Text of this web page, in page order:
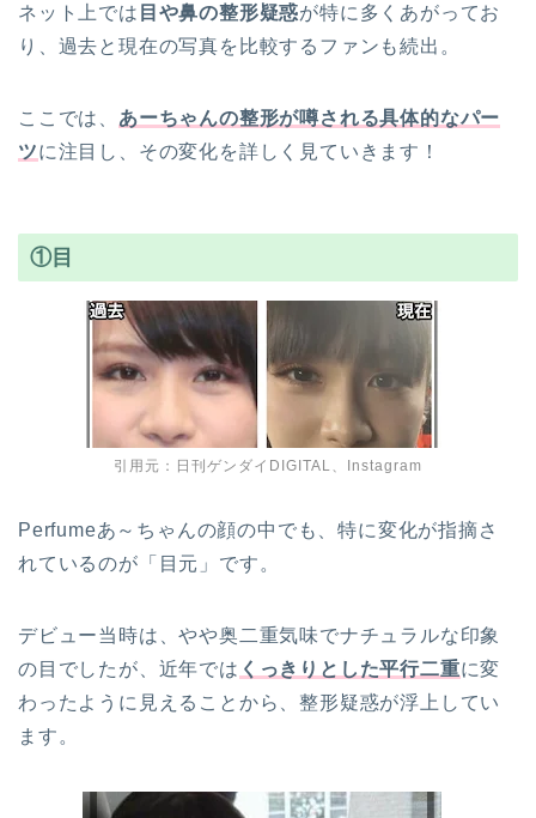
ネット上では 目や鼻の整形疑惑が特に多くあがってお
り、過去と現在の写真を比較するファンも続出。
ここでは、 あーちゃんの整形が噂される具体的なパー
ツに注目し、その変化を詳しく見ていきます！
①目
引用元：日刊ゲンダイDIGITAL、Instagram
Perfumeあ～ちゃんの顔の中でも、特に変化が指摘さ
れているのが「目元」です。
デビュー当時は、やや奥二重気味でナチュラルな印象
の目でしたが、近年では くっきりとした平行二重に変
わったように見えることから、整形疑惑が浮上してい
ます。